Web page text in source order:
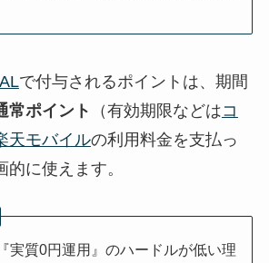
で付与されるポイントは、期間
常ポイント （有効期限などはコ
天モバイルの利用料金を支払っ
に使えます。
実質0円運用』のハードルが低い理